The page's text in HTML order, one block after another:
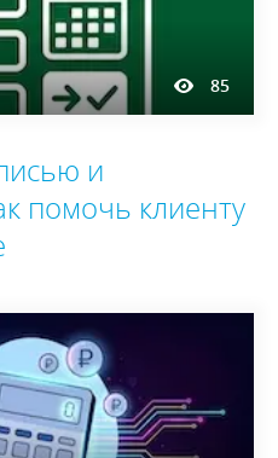
85
и
помочь клиенту